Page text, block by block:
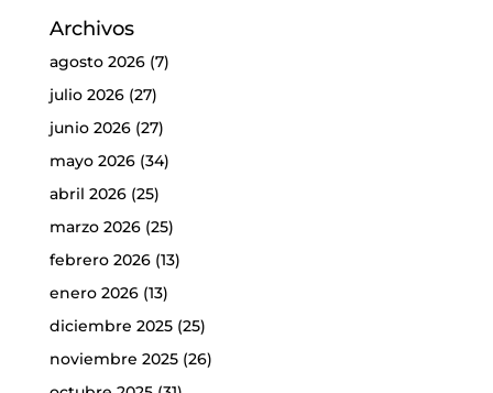
Archivos
agosto 2026(7)
julio 2026(27)
junio 2026(27)
mayo 2026(34)
abril 2026(25)
marzo 2026(25)
febrero 2026(13)
enero 2026(13)
diciembre 2025(25)
noviembre 2025(26)